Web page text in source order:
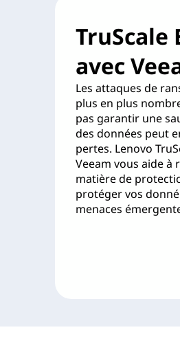
TruScale
avec
Les attaques de
plus en plus
pas garantir une
des données peut
pertes. Lenovo
Veeam vous aide à
matière de
protéger vos
menaces